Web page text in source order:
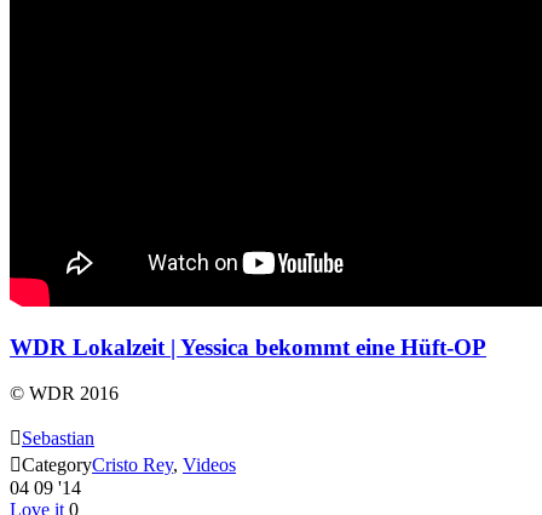
WDR Lokalzeit | Yessica bekommt eine Hüft-OP
© WDR 2016
Sebastian
CategoryCristo Rey, Videos
04 09 '14
Love it 0